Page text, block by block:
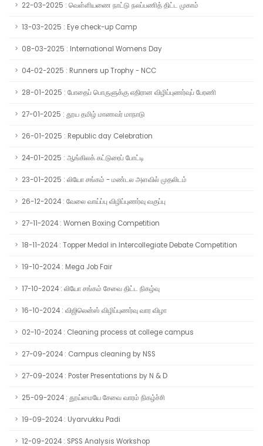
22-03-2025 : வெள்ளியணை நாட்டு நலப்பணித் திட்ட முகாம்
13-03-2025 : Eye check-up Camp
08-03-2025 : International Womens Day
04-02-2025 : Runners up Trophy - NCC
28-01-2025 : போதைப் பொருளுக்கு எதிரான விழிப்புணர்வுப் பேரணி
27-01-2025 : தூய தமிழ் மாணவர் மாநாடு
26-01-2025 : Republic day Celebration
24-01-2025 : ஆங்கிலக் கட்டுரைப் போட்டி
23-01-2025 : லியோ சங்கம் - மண்டல அளவில் முதலிடம்
26-12-2024 : வேலை வாய்ப்பு விழிப்புணர்வு வகுப்பு
27-11-2024 : Women Boxing Competition
18-11-2024 : Topper Medal in Intercollegiate Debate Competition
19-10-2024 : Mega Job Fair
17-10-2024 : லியோ சங்கம் சேவை திட்ட நிகழ்வு
16-10-2024 : விஜிலென்ஸ் விழிப்புணர்வு வார விழா
02-10-2024 : Cleaning process at college campus
27-09-2024 : Campus cleaning by NSS
27-09-2024 : Poster Presentations by N & D
25-09-2024 : தூய்மையே சேவை வாரம் நிகழ்ச்சி
19-09-2024 : Uyarvukku Padi
12-09-2024 : SPSS Analysis Workshop